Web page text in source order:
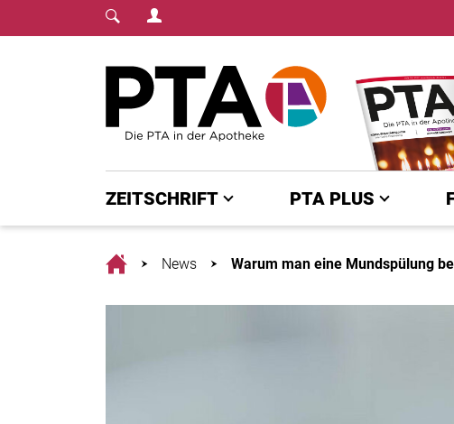
Login Menu
ZEITSCHRIFT PTA PLUS
HomeNews Warum man eine Mundspülung